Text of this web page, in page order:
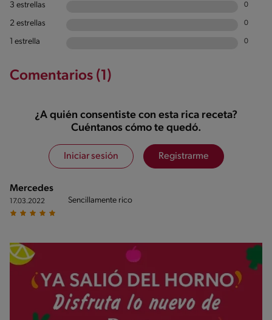
3 estrellas 0
2 estrellas 0
1 estrella 0
Comentarios (1)
¿A quién consentiste con esta rica receta?
Cuéntanos cómo te quedó.
Iniciar sesión Registrarme
Mercedes
17.03.2022 Sencillamente rico